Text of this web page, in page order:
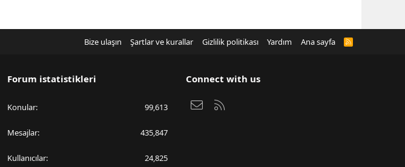
Bize ulaşın Şartlar ve kurallar Gizlilik politikası Yardım Ana sayfa
R
Forum istatistikleri
Konular 99,613
Mesajlar 435,847
Kullanıcılar 24,825
Connect with us
Bize ulaşın